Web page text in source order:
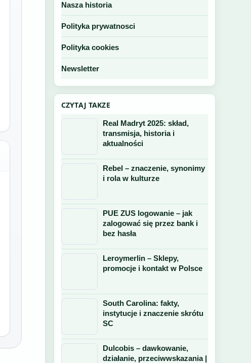
Nasza historia
Polityka prywatnosci
Polityka cookies
Newsletter
CZYTAJ TAKZE
Real Madryt 2025: skład,
transmisja, historia i
aktualności
Rebel – znaczenie, synonimy
i rola w kulturze
PUE ZUS logowanie – jak
zalogować się przez bank i
bez hasła
Leroymerlin – Sklepy,
promocje i kontakt w Polsce
South Carolina: fakty,
instytucje i znaczenie skrótu
SC
Dulcobis – dawkowanie,
działanie, przeciwwskazania |